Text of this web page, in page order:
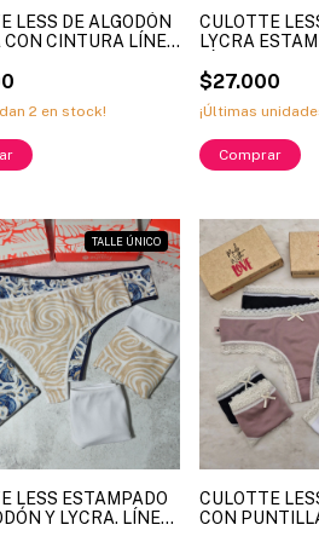
LESS DE ALGODÓN
CON CINTURA LÍNEA
2 en stock!
CULOTTE
LYCRA
$27.000
¡Últimas
Comprar
TALLE ÚNICO
LESS ESTAMPADO
Y LYCRA. LÍNEA:
CULOTTE
CON